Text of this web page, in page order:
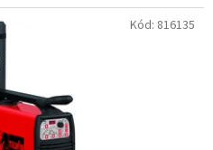
Kód: 816135